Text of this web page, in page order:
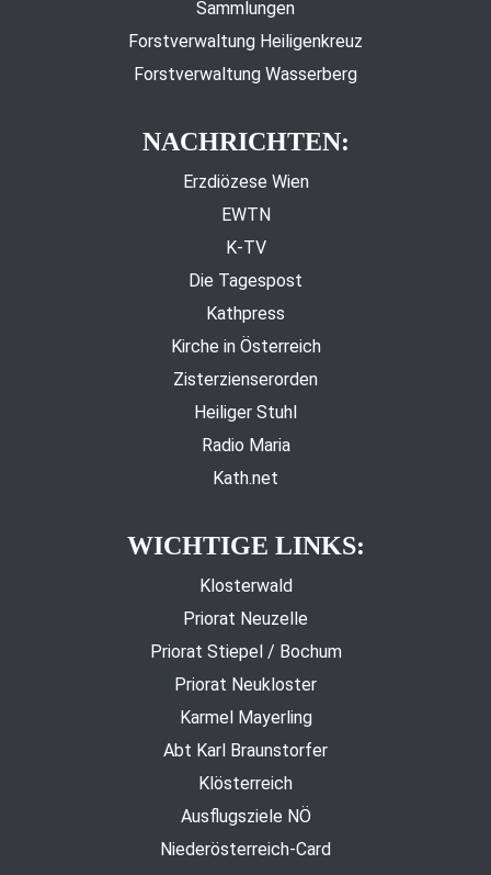
Sammlungen
Forstverwaltung Heiligenkreuz
Forstverwaltung Wasserberg
NACHRICHTEN:
Erzdiözese Wien
EWTN
K-TV
Die Tagespost
Kathpress
Kirche in Österreich
Zisterzienserorden
Heiliger Stuhl
Radio Maria
Kath.net
WICHTIGE LINKS:
Klosterwald
Priorat Neuzelle
Priorat Stiepel / Bochum
Priorat Neukloster
Karmel Mayerling
Abt Karl Braunstorfer
Klösterreich
Ausflugsziele NÖ
Niederösterreich-Card